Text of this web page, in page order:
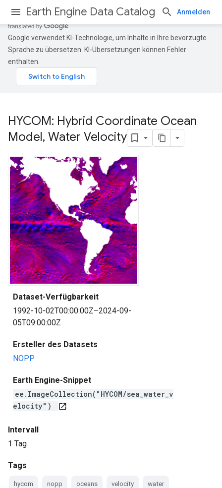
Earth Engine Data Catalog Anmelden
Google verwendet KI-Technologie, um Inhalte in Ihre bevorzugte
Sprache zu übersetzen. KI-Übersetzungen können Fehler
enthalten.
HYCOM: Hybrid Coordinate Ocean
Model, Water Velocity
Dataset-Verfügbarkeit
1992-10-02T00:00:00Z–2024-09-
05T09:00:00Z
Ersteller des Datasets
NOPP
Earth Engine-Snippet
ee.ImageCollection("HYCOM/sea_water_v
elocity")
open_in_new
Intervall
1 Tag
Tags
hycom nopp oceans velocity water